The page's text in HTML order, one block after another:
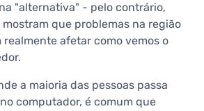
"alternativa" - pelo contrário,
que problemas na região
afetar como vemos o
a maioria das pessoas passa
computador, é comum que